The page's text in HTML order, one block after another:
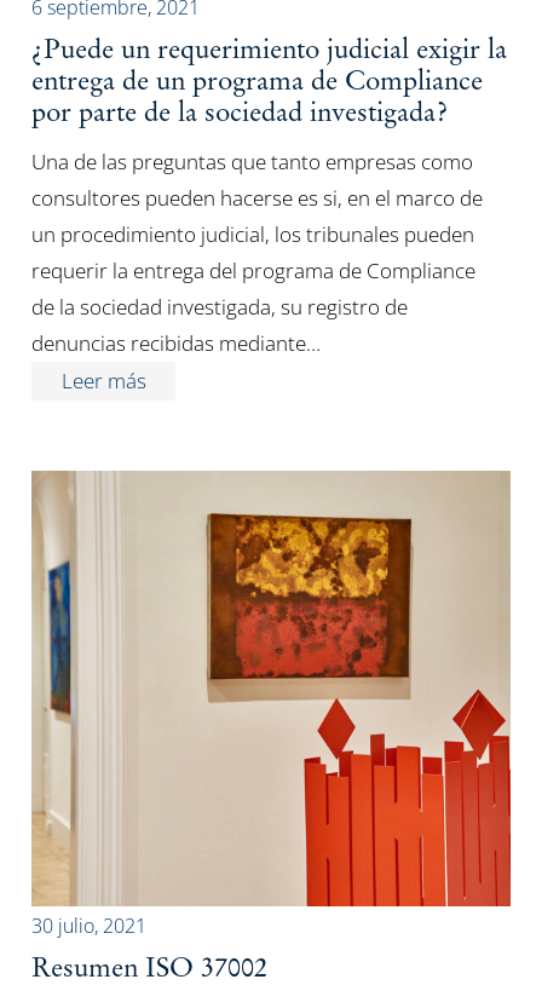
6 septiembre, 2021
¿Puede un requerimiento judicial exigir la
entrega de un programa de Compliance
por parte de la sociedad investigada?
Una de las preguntas que tanto empresas como
consultores pueden hacerse es si, en el marco de
un procedimiento judicial, los tribunales pueden
requerir la entrega del programa de Compliance
de la sociedad investigada, su registro de
denuncias recibidas mediante…
Leer más
30 julio, 2021
Resumen ISO 37002